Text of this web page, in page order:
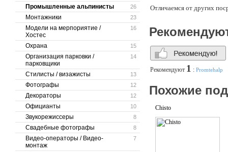
26
Промышленные альпинисты
23
Монтажники
16
Модели на мерпориятие /
Хостес
15
Охрана
14
Организация парковки /
парковщики
13
Стилисты / визажисты
12
Фотографы
12
Декораторы
10
Официанты
8
Звукорежиссеры
8
Свадебные фотографы
7
Видео-операторы / Видео-
монтаж
Отличаемся от других
Мы берем на себя всю
того, что все чистящие
сертификатами
На сегодняшний день
услуг. Компания
Предоставляем
производственных
опытных людей
Рекомендуют 1 : Promtehalp
Похожие
Chisto